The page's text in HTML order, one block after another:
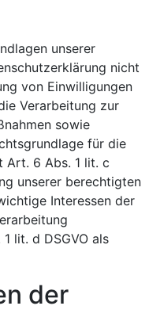
unserer
nicht
von Einwilligungen
Verarbeitung zur
sowie
für die
Art. 6 Abs. 1 lit. c
unserer berechtigten
Interessen der
lit. d DSGVO als
der